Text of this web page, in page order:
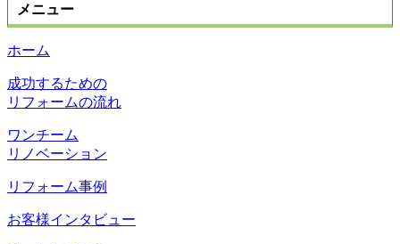
メニュー
ホーム
成功するための
リフォームの流れ
ワンチーム
リノベーション
リフォーム事例
お客様インタビュー